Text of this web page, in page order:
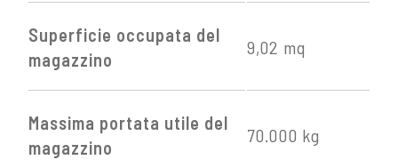
Superficie occupata del
magazzino
9,02 mq
Massima portata utile del
magazzino
70.000 kg